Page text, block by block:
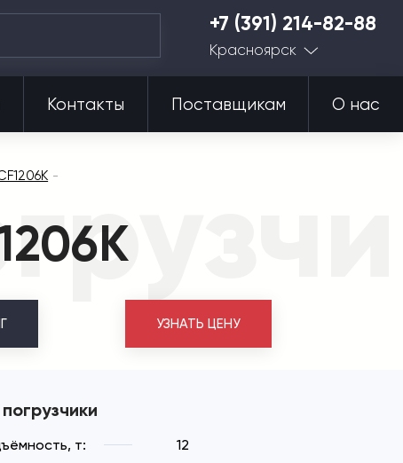
+7 (391) 214-82-88
Красноярск
Контакты Поставщикам О нас
УЗНАТЬ ЦЕНУ
т:
12